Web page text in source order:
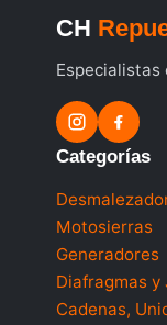
CH
Especialistas
Categorías
Motosierras
Generadores
Diafragmas y
Cadenas,